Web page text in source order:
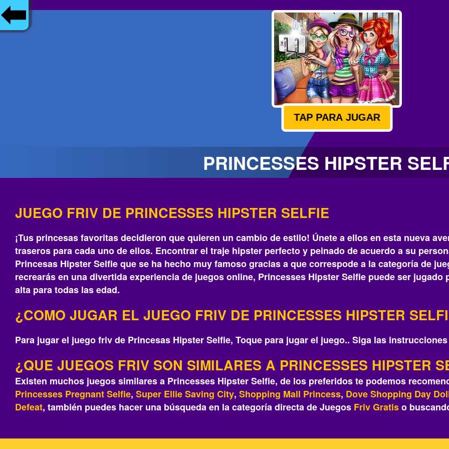
TAP PARA JUGAR
PRINCESSES HIPSTER
JUEGO FRIV DE PRINCESSES HIPSTER SELFIE
¡Tus princesas favoritas decidieron que quieren un cambio de estilo! Únete a ellos en esta nueva
traseros para cada uno de ellos. Encontrar el traje hipster perfecto y peinado de acuerdo a su
Princesas Hipster Selfie que se ha hecho muy famoso gracias a que correspode a la categoría de
recrearás‎ en una divertida experiencia de juegos online, Princesses Hipster Selfie puede ser
alta para todas las edad.
¿COMO JUGAR EL JUEGO FRIV DE PRINCESSES HIPSTER
Para jugar el juego friv de Princesas Hipster Selfie, Toque para jugar el juego.. Siga las
¿QUE JUEGOS FRIV SON SIMILARES A PRINCESSES HIPSTER
Existen muchos juegos similares a Princesses Hipster Selfie, de los preferidos te podemos
Princesses Pregnant Selfie, Super Ellie Saving City, Shopping Mall Princess, Dove Shopping Day
Defeat, también puedes hacer una búsqueda en la categoría directa de Juegos FrivGratiso